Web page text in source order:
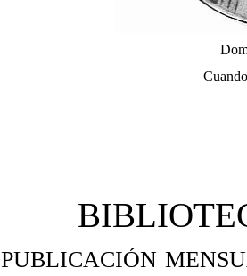
publicación